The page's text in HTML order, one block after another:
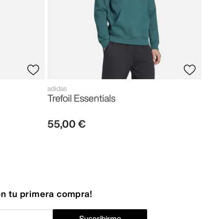
adidas
Trefoil Essentials
55,00 €
tu primera compra!